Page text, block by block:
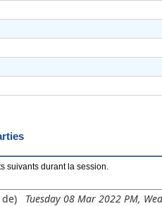
suivants durant la session
de) Tuesday 08 Mar 2022 PM,